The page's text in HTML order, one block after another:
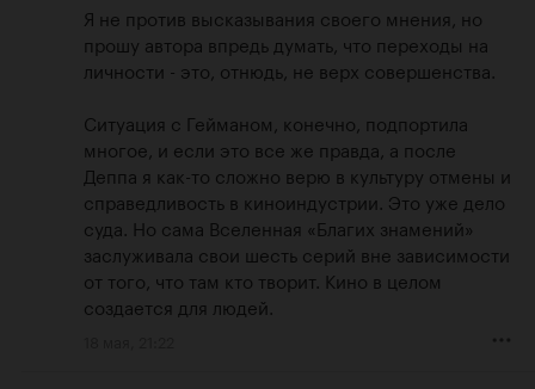
Я не против высказывания своего мнения, но
прошу автора впредь думать, что переходы на
личности - это, отнюдь, не верх совершенства.
Ситуация с Гейманом, конечно, подпортила
многое, и если это все же правда, а после
Деппа я как-то сложно верю в культуру отмены и
справедливость в киноиндустрии. Это уже дело
суда. Но сама Вселенная «Благих знамений»
заслуживала свои шесть серий вне зависимости
от того, что там кто творит. Кино в целом
создается для людей.